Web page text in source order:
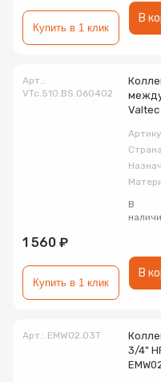
В
Купить в 1 клик
Арт.:
VTc.510.BS.060402
между
Valtec
В
1 560 ₽
В
Купить в 1 клик
Арт.: EMW02.03T
3/4"